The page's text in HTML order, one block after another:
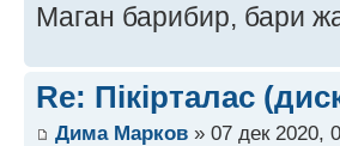
Маган барибир, бари
Re: Пікірталас
Дима Марков » 07 дек 2020,